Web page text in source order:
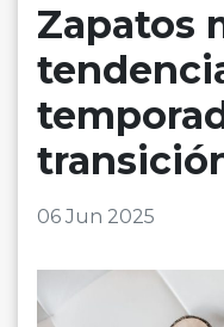
Zapatos
06 Jun 2025